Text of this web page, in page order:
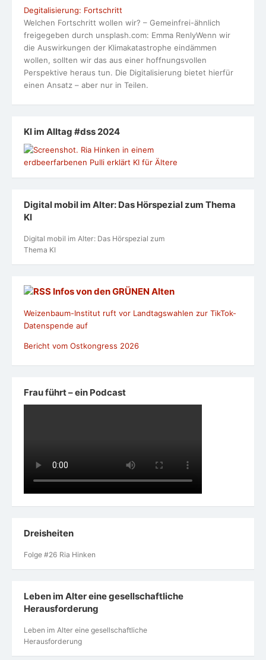
Degitalisierung: Fortschritt
Welchen Fortschritt wollen wir? – Gemeinfrei-ähnlich
freigegeben durch unsplash.com: Emma RenlyWenn wir
die Auswirkungen der Klimakatastrophe eindämmen
wollen, sollten wir das aus einer hoffnungsvollen
Perspektive heraus tun. Die Digitalisierung bietet hierfür
einen Ansatz – aber nur in Teilen.
KI im Alltag #dss 2024
Digital mobil im Alter: Das Hörspezial zum Thema
KI
Digital mobil im Alter: Das Hörspezial zum
Thema KI
Infos von den GRÜNEN Alten
Weizenbaum-Institut ruft vor Landtagswahlen zur TikTok-
Datenspende auf
Bericht vom Ostkongress 2026
Frau führt – ein Podcast
Dreisheiten
Folge #26 Ria Hinken
Leben im Alter eine gesellschaftliche
Herausforderung
Leben im Alter eine gesellschaftliche
Herausforderung